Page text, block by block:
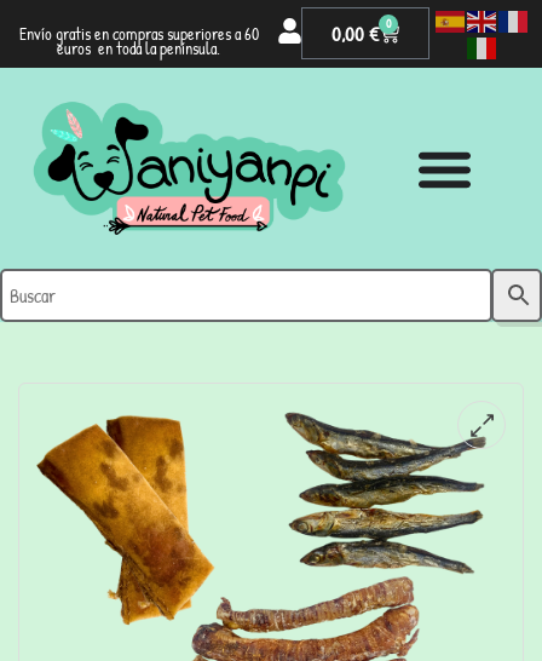
Envío gratis en compras superiores a 60
euros en toda la península.
0,00€ 0